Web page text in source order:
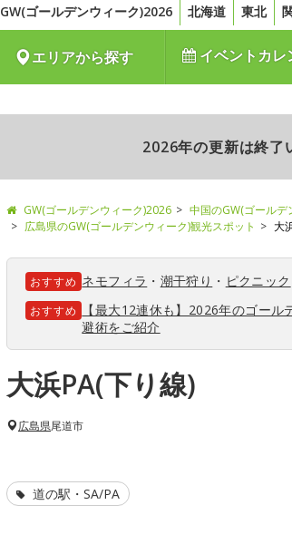
GW(ゴールデンウィーク)2026 北海道 東北
エリアから探す イベントカレ
2026年の更新は終了
GW(ゴールデンウィーク)2026 中国のGW(ゴールデ
広島県のGW(ゴールデンウィーク)観光スポット
大
おすすめ ネモフィラ ・ 潮干狩り ・ ピクニック
おすすめ
【最大12連休も】2026年のゴー
避術をご紹介
大浜PA(下り線)
広島県尾道市
道の駅・SA/PA